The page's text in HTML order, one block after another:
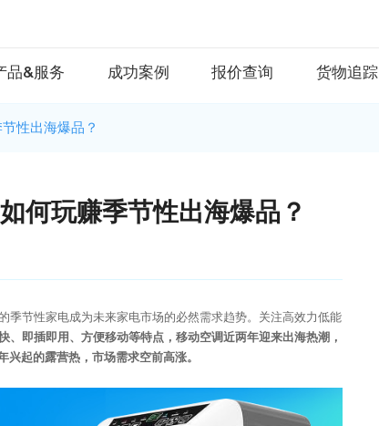
品&服务 成功案例 报价查询 货物追踪
性出海爆品？
何玩赚季节性出海爆品？
季节性家电成为未来家电市场的必然需求趋势。关注高效力低能
、即插即用、方便移动等特点，移动空调近两年迎来出海热潮，
起的露营热，市场需求空前高涨。